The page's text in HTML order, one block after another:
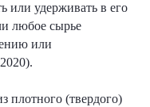
или удерживать в его
любое сырье
или
плотного (твердого)